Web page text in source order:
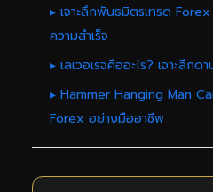
▸ เจาะลึกพันธมิตรเทรด
ความสำเร็จ
▸ เลเวอเรจคืออะไร? เจาะลึก
▸ Hammer Hanging Man
Forex อย่างมืออาชีพ